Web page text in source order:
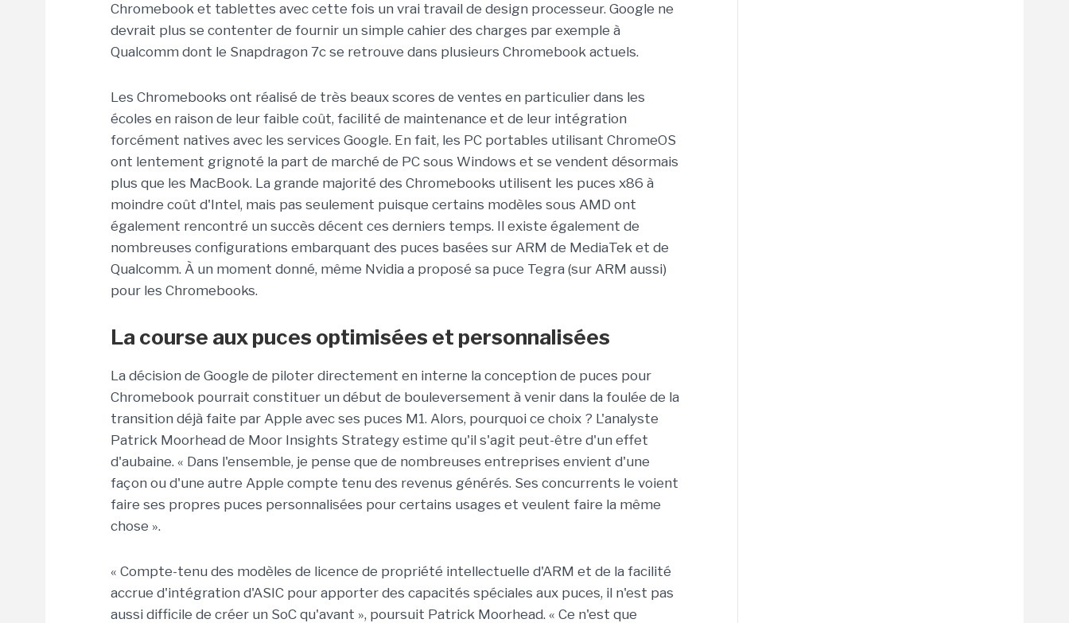
Chromebook et tablettes avec cette fois un vrai travail de design processeur. Google ne
devrait plus se contenter de fournir un simple cahier des charges par exemple à
Qualcomm dont le Snapdragon 7c se retrouve dans plusieurs Chromebook actuels.
Les Chromebooks ont réalisé de très beaux scores de ventes en particulier dans les
écoles en raison de leur faible coût, facilité de maintenance et de leur intégration
forcément natives avec les services Google. En fait, les PC portables utilisant ChromeOS
ont lentement grignoté la part de marché de PC sous Windows et se vendent désormais
plus que les MacBook. La grande majorité des Chromebooks utilisent les puces x86 à
moindre coût d'Intel, mais pas seulement puisque certains modèles sous AMD ont
également rencontré un succès décent ces derniers temps. Il existe également de
nombreuses configurations embarquant des puces basées sur ARM de MediaTek et de
Qualcomm. À un moment donné, même Nvidia a proposé sa puce Tegra (sur ARM aussi)
pour les Chromebooks.
La course aux puces optimisées et personnalisées
La décision de Google de piloter directement en interne la conception de puces pour
Chromebook pourrait constituer un début de bouleversement à venir dans la foulée de la
transition déjà faite par Apple avec ses puces M1. Alors, pourquoi ce choix ? L'analyste
Patrick Moorhead de Moor Insights Strategy estime qu'il s'agit peut-être d'un effet
d'aubaine. « Dans l'ensemble, je pense que de nombreuses entreprises envient d'une
façon ou d'une autre Apple compte tenu des revenus générés. Ses concurrents le voient
faire ses propres puces personnalisées pour certains usages et veulent faire la même
chose ».
« Compte-tenu des modèles de licence de propriété intellectuelle d'ARM et de la facilité
accrue d'intégration d'ASIC pour apporter des capacités spéciales aux puces, il n'est pas
aussi difficile de créer un SoC qu'avant », poursuit Patrick Moorhead. « Ce n'est que